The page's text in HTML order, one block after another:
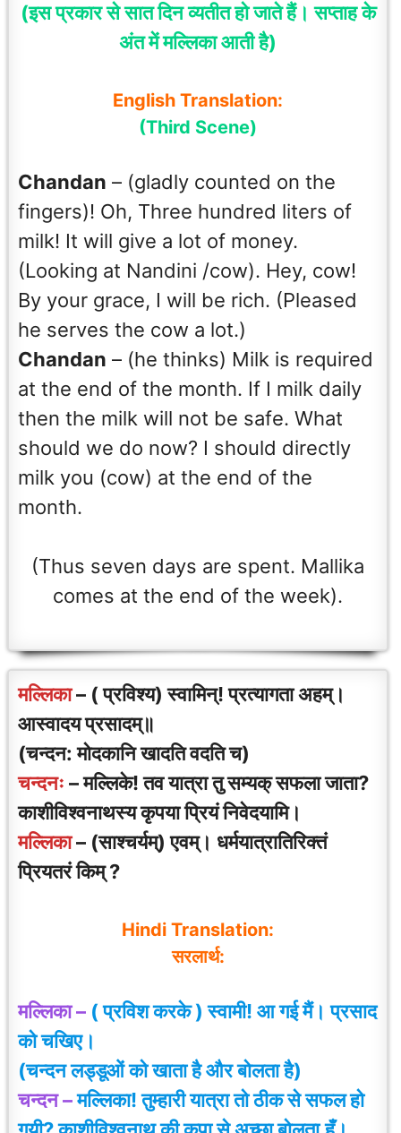
(इस प्रकार से सात दिन व्यतीत हो जाते हैं। सप्ताह के
अंत में मल्लिका आती है)
English Translation:
(Third Scene)
Chandan – (gladly counted on the
fingers)! Oh, Three hundred liters of
milk! It will give a lot of money.
(Looking at Nandini /cow). Hey, cow!
By your grace, I will be rich. (Pleased
he serves the cow a lot.)
Chandan – (he thinks) Milk is required
at the end of the month. If I milk daily
then the milk will not be safe. What
should we do now? I should directly
milk you (cow) at the end of the
month.
(Thus seven days are spent. Mallika
comes at the end of the week).
मल्लिका– ( प्रविश्य) स्वामिन्! प्रत्यागता अहम्।
आस्वादय प्रसादम्॥
(चन्दन: मोदकानि खादति वदति च)
चन्दनः – मल्लिके! तव यात्रा तु सम्यक् सफला जाता?
काशीविश्वनाथस्य कृपया प्रियं निवेदयामि।
मल्लिका– (साश्चर्यम्) एवम्। धर्मयात्रातिरिक्तं
प्रियतरं किम् ?
Hindi Translation:
सरलार्थ:
मल्लिका – ( प्रविश करके ) स्वामी! आ गई मैं। प्रसाद
को चखिए।
(चन्दन लड्डूओं को खाता है और बोलता है)
चन्दन –मल्लिका! तुम्हारी यात्रा तो ठीक से सफल हो